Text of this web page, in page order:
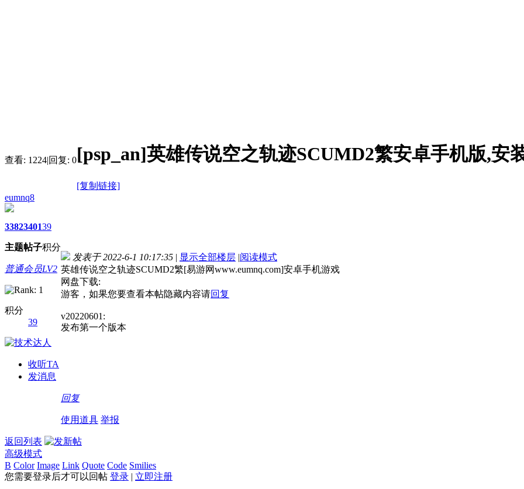
查看: 1224|回复: 0[psp_an]英雄传说空之轨迹SCUMD2繁安卓手机版,安
[复制链接]
eumnq8
3382
主题
3401
帖子
39
积分
普通会员LV2
积分
39
收听TA
发消息
发表于 2022-6-1 10:17:35 | 显示全部楼层 |阅读模式
英雄传说空之轨迹SCUMD2繁[易游网www.eumnq.com]安卓手机游戏
网盘下载:
游客，如果您要查看本帖隐藏内容请回复
v20220601:
发布第一个版本
回复
使用道具 举报
返回列表
高级模式
B Color Image Link Quote Code Smilies
您需要登录后才可以回帖 登录 | 立即注册